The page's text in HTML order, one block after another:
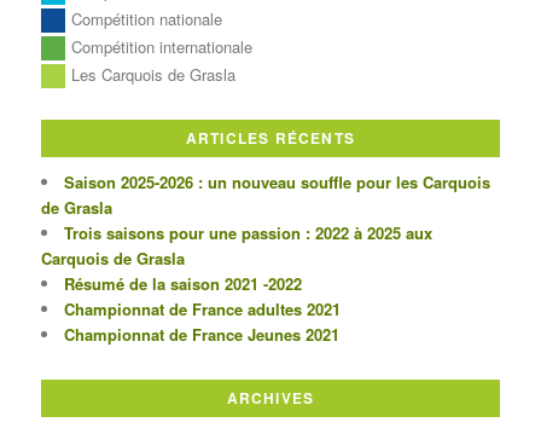
Compétition nationale
Compétition internationale
Les Carquois de Grasla
ARTICLES RÉCENTS
Saison 2025-2026 : un nouveau souffle pour les Carquois
de Grasla
Trois saisons pour une passion : 2022 à 2025 aux
Carquois de Grasla
Résumé de la saison 2021 -2022
Championnat de France adultes 2021
Championnat de France Jeunes 2021
ARCHIVES